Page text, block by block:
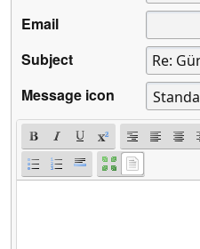
Email
Subject
Message icon